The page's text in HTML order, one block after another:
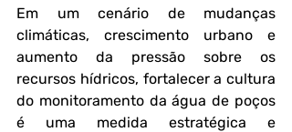
Em um cenário de mudanças
climáticas, crescimento urbano e
aumento da pressão sobre os
recursos hídricos, fortalecer a cultura
do monitoramento da água de poços
é uma medida estratégica e